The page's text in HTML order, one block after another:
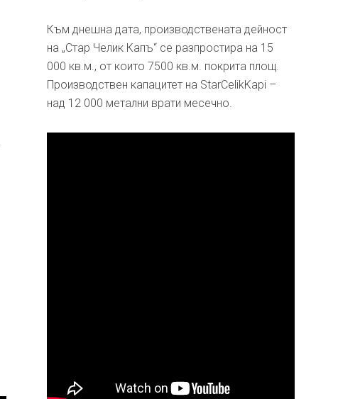
Към днешна дата, производствената дейност
на „Стар Челик Капъ“ се разпростира на 15
000 кв.м., от които 7500 кв.м. покрита площ.
Производствен капацитет на StarCelikKapi –
над 12 000 метални врати месечно.